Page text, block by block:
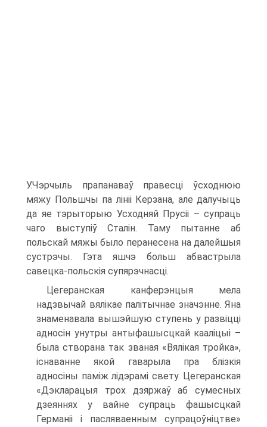
У.Чэрчыль прапанаваў правесці ўсходнюю
мяжу Польшчы па лініі Керзана, але далучыць
да яе тэрыторыю Усходняй Прусіі – супраць
чаго выступіў Сталін. Таму пытанне аб
польскай мяжы было перанесена на далейшыя
сустрэчы. Гэта яшчэ больш абвастрыла
савецка-польскія супярэчнасці.
Цегеранская канферэнцыя мела
надзвычай вялікае палітычнае значэнне. Яна
знаменавала вышэйшую ступень у развіцці
адносін унутры антыфашысцкай кааліцыі –
была створана так званая «Вялікая тройка»,
існаванне якой гаварыла пра блізкія
адносіны паміж лідэрамі свету. Цегеранская
«Дэкларацыя трох дзяржаў аб сумесных
дзеяннях у вайне супраць фашысцкай
Германіі і пасляваенным супрацоўніцтве»